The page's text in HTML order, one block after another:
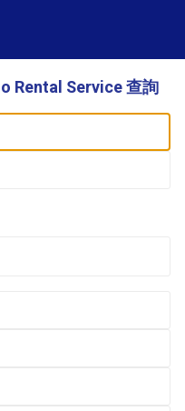
Rental Service 查詢